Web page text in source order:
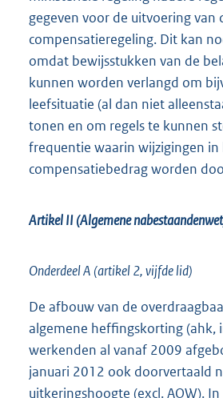
gegeven voor de uitvoering van
compensatieregeling. Dit kan
omdat bewijsstukken van de
kunnen worden verlangd om
leefsituatie (al dan niet
tonen en om regels te kunnen
frequentie waarin wijzigingen in
compensatiebedrag worden
Artikel II (Algemene
Onderdeel A (artikel 2, vijfde lid)
De afbouw van de
algemene heffingskorting (ahk,
werkenden al vanaf 2009
januari 2012 ook doorvertaald
uitkeringshoogte (excl. AOW).